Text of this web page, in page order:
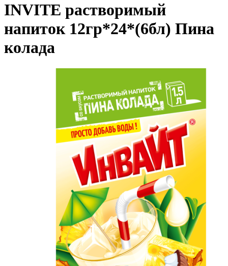
INVITE растворимый
напиток 12гр*24*(6бл) Пина
колада